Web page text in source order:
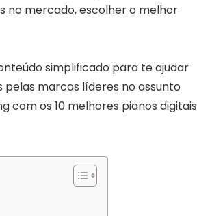
no mercado, escolher o melhor
simplificado para te ajudar
pelas marcas líderes no assunto
com os 10 melhores pianos digitais